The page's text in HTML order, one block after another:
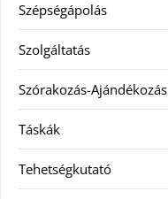
Szépségápolás
Szolgáltatás
Szórakozás-Ajándékozás
Táskák
Tehetségkutató